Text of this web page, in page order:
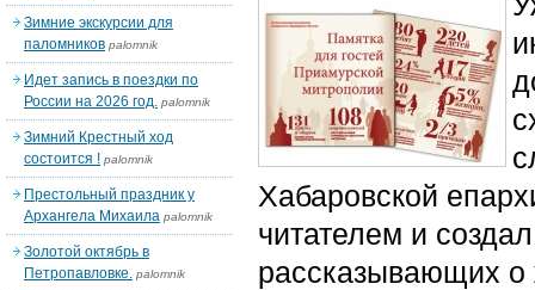
Хабаровской
читателем и
рассказывающих о
Зимние экскурсии для
паломников palomnik
Идет запись в поездки по
России на 2026 год. palomnik
Зимний Крестный ход
состоится ! palomnik
Престольный праздник у
Архангела Михаила palomnik
Золотой октябрь в
Петропавловке. palomnik